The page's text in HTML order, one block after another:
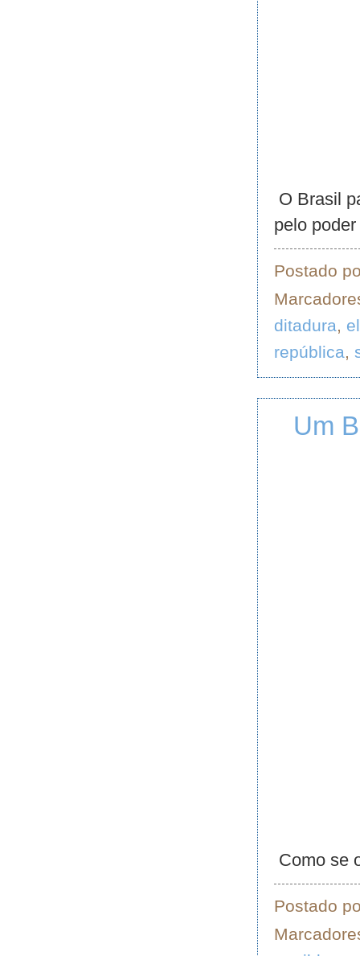
O Brasil
pelo
Postado
ditadura,
república,
Um
Como se
Postado